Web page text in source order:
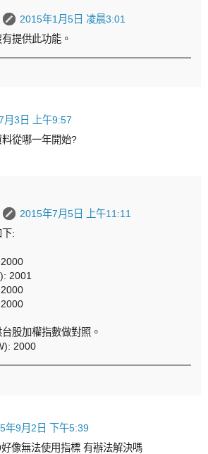
2015年1月5日 凌晨3:01
提供此功能。
月3日 上午9:57
從哪一年開始?
2015年7月5日 上午11:11
:
2001
股加權指數做對照。
2000
年9月2日 下午5:39
像無法使用指標 有辦法解決嗎